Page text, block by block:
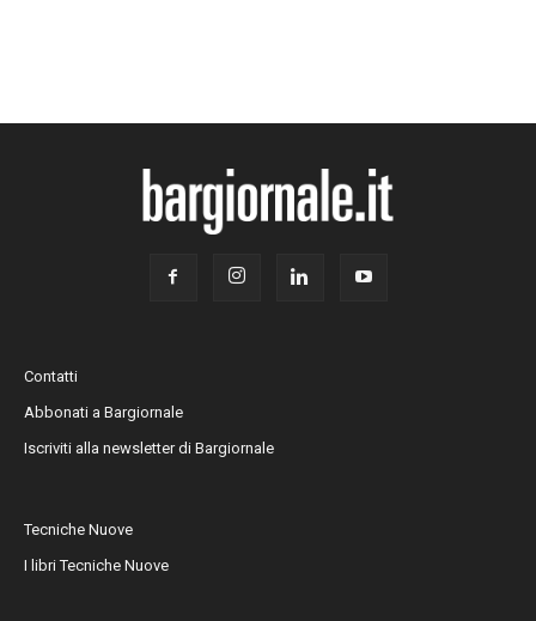
Contatti
Abbonati a Bargiornale
Iscriviti alla newsletter di Bargiornale
Tecniche Nuove
I libri Tecniche Nuove